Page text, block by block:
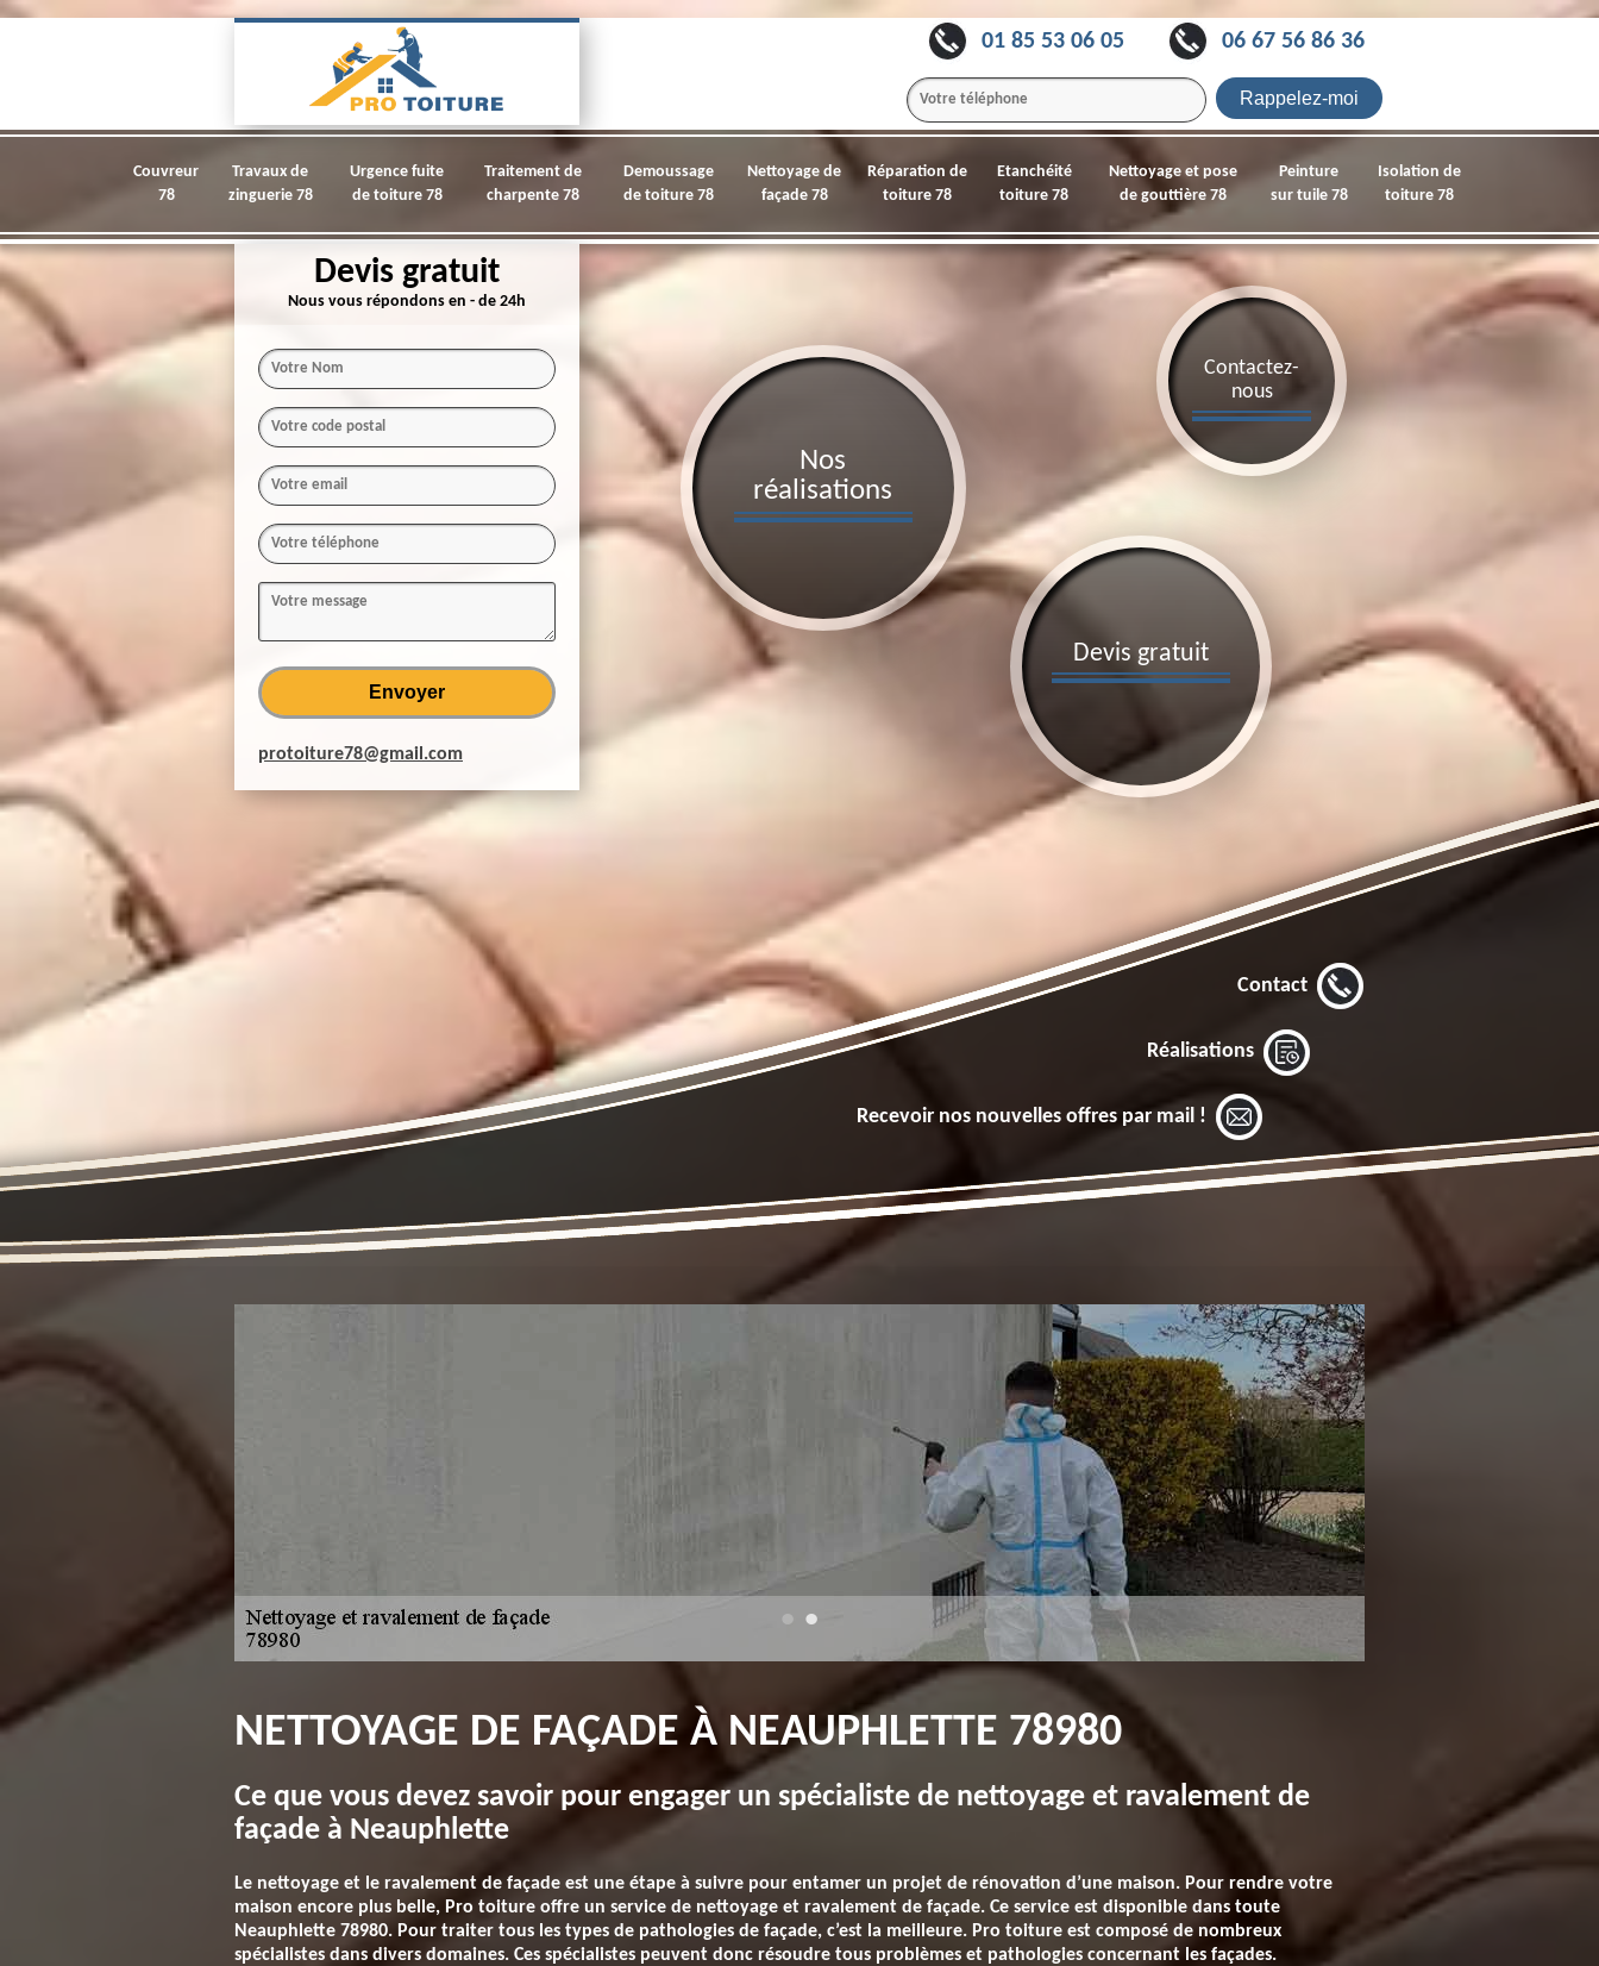
01 85 53 06 05 06 67 56 86 36
Couvreur
78
Travaux de
zinguerie 78
Urgence fuite
de toiture 78
Traitement de
charpente 78
Demoussage
de toiture 78
Nettoyage de
façade 78
Réparation de
toiture 78
Etanchéité
toiture 78
Nettoyage et pose
de gouttière 78
Peinture
sur tuile 78
Isolation de
toiture 78
Devis gratuit
Nous vous répondons en - de 24h
protoiture78@gmail.com
Devis gratuit
Contactez-
nous
Nos
réalisations
Contact
Réalisations
Recevoir nos nouvelles offres par mail !
NETTOYAGE DE FAÇADE À NEAUPHLETTE 78980
Ce que vous devez savoir pour engager un spécialiste de nettoyage et ravalement de
façade à Neauphlette
Le nettoyage et le ravalement de façade est une étape à suivre pour entamer un projet de rénovation d’une maison. Pour rendre votre
maison encore plus belle, Pro toiture offre un service de nettoyage et ravalement de façade. Ce service est disponible dans toute
Neauphlette 78980. Pour traiter tous les types de pathologies de façade, c’est la meilleure. Pro toiture est composé de nombreux
spécialistes dans divers domaines. Ces spécialistes peuvent donc résoudre tous problèmes et pathologies concernant les façades.